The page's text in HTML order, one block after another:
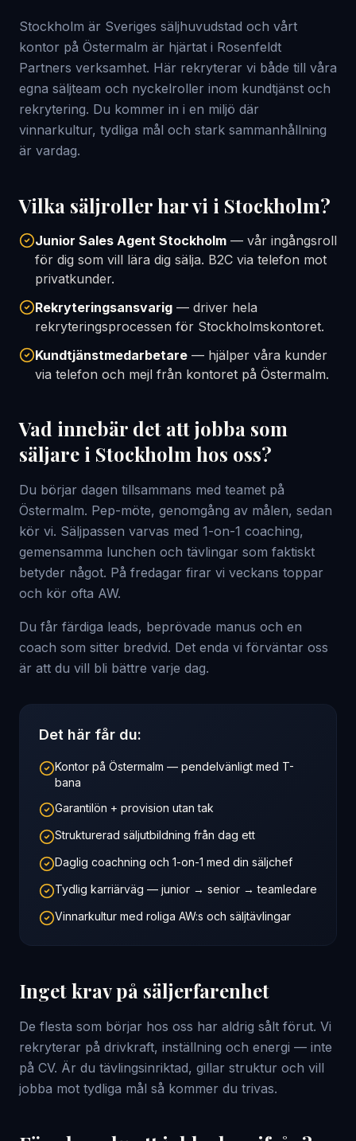
Stockholm är Sveriges säljhuvudstad och vårt
kontor på Östermalm är hjärtat i Rosenfeldt
Partners verksamhet. Här rekryterar vi både till våra
egna säljteam och nyckelroller inom kundtjänst och
rekrytering. Du kommer in i en miljö där
vinnarkultur, tydliga mål och stark sammanhållning
är vardag.
Vilka säljroller har vi i Stockholm?
Junior Sales Agent Stockholm — vår ingångsroll
för dig som vill lära dig sälja. B2C via telefon mot
privatkunder.
Rekryteringsansvarig — driver hela
rekryteringsprocessen för Stockholmskontoret.
Kundtjänstmedarbetare — hjälper våra kunder
via telefon och mejl från kontoret på Östermalm.
Vad innebär det att jobba som
säljare i Stockholm hos oss?
Du börjar dagen tillsammans med teamet på
Östermalm. Pep-möte, genomgång av målen, sedan
kör vi. Säljpassen varvas med 1-on-1 coaching,
gemensamma lunchen och tävlingar som faktiskt
betyder något. På fredagar firar vi veckans toppar
och kör ofta AW.
Du får färdiga leads, beprövade manus och en
coach som sitter bredvid. Det enda vi förväntar oss
är att du vill bli bättre varje dag.
Det här får du:
Kontor på Östermalm — pendelvänligt med T-
bana
Garantilön + provision utan tak
Strukturerad säljutbildning från dag ett
Daglig coachning och 1-on-1 med din säljchef
Tydlig karriärväg — junior → senior → teamledare
Vinnarkultur med roliga AW:s och säljtävlingar
Inget krav på säljerfarenhet
De flesta som börjar hos oss har aldrig sålt förut. Vi
rekryterar på drivkraft, inställning och energi — inte
på CV. Är du tävlingsinriktad, gillar struktur och vill
jobba mot tydliga mål så kommer du trivas.